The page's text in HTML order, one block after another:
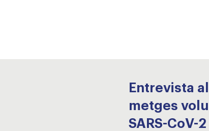
Entrevista
metges
SARS-CoV-2